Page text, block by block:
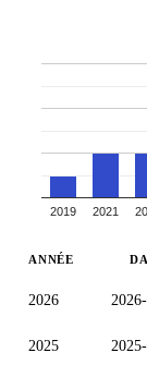
2019 2021
ANNÉE
2026
2025